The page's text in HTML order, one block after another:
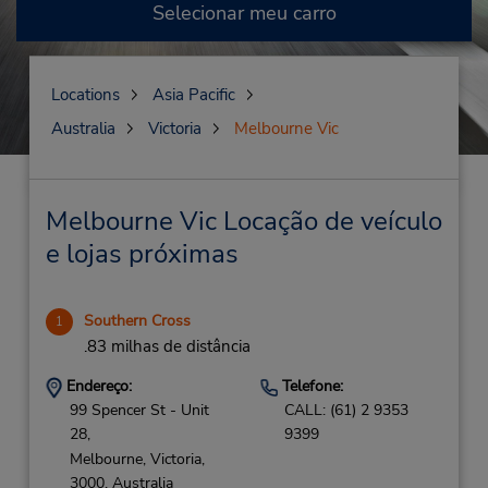
Selecionar meu carro
Locations
Asia Pacific
Australia
Victoria Melbourne Vic
Melbourne Vic Locação de veículo
e lojas próximas
1 Southern Cross
.83 milhas de distância
Endereço:
99 Spencer St - Unit
28,
Melbourne, Victoria,
3000, Australia
Telefone:
CALL: (61) 2 9353
9399